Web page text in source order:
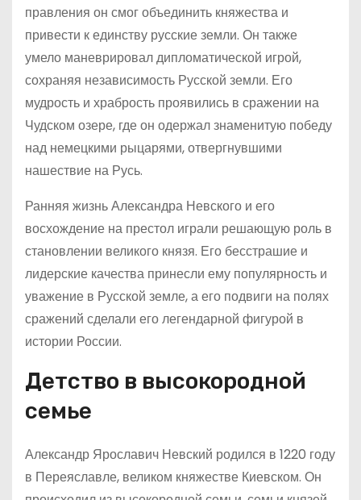
правления он смог объединить княжества и
привести к единству русские земли. Он также
умело маневрировал дипломатической игрой,
сохраняя независимость Русской земли. Его
мудрость и храбрость проявились в сражении на
Чудском озере, где он одержал знаменитую победу
над немецкими рыцарями, отвергнувшими
нашествие на Русь.
Ранняя жизнь Александра Невского и его
восхождение на престол играли решающую роль в
становлении великого князя. Его бесстрашие и
лидерские качества принесли ему популярность и
уважение в Русской земле, а его подвиги на полях
сражений сделали его легендарной фигурой в
истории России.
Детство в высокородной
семье
Александр Ярославич Невский родился в 1220 году
в Переяславле, великом княжестве Киевском. Он